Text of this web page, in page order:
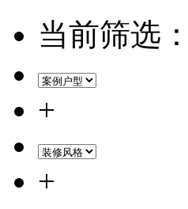
当前筛选：
+
+